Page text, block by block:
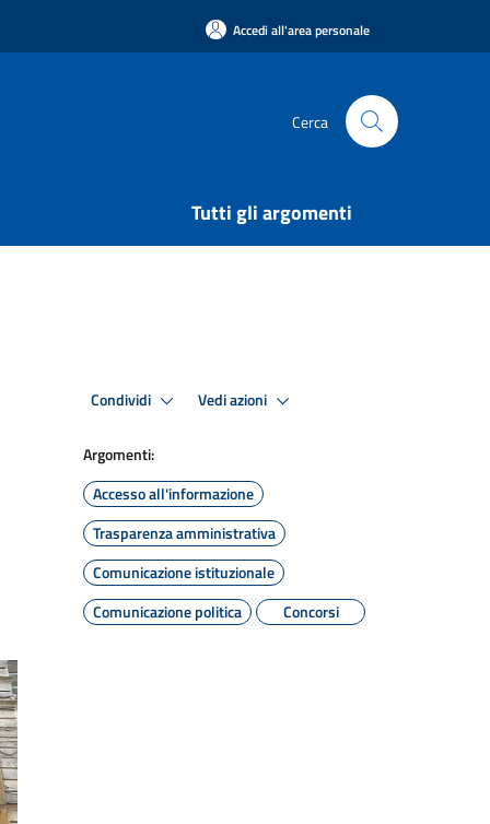
Accedi all'area personale
Cerca
Tutti gli argomenti
Condividi Vedi azioni
Argomenti:
Accesso all'informazione
Trasparenza amministrativa
Comunicazione istituzionale
Comunicazione politica
Concorsi